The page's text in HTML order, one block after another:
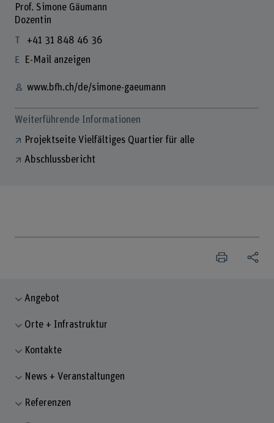
Prof. Simone Gäumann
Dozentin
+41 31 848 46 36
E-Mail anzeigen
www.bfh.ch/de/simone-gaeumann
Weiterführende Informationen
Projektseite Vielfältiges Quartier für alle
Abschlussbericht
Angebot
Orte + Infrastruktur
Kontakte
News + Veranstaltungen
Referenzen